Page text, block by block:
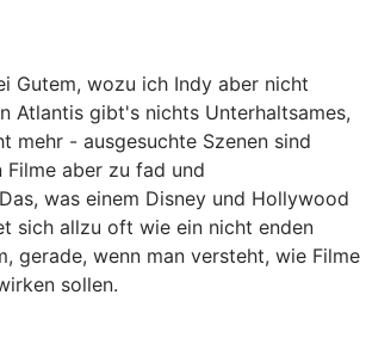
Gutem, wozu ich Indy aber nicht
Atlantis gibt's nichts Unterhaltsames,
mehr - ausgesuchte Szenen sind
Filme aber zu fad und
was einem Disney und Hollywood
sich allzu oft wie ein nicht enden
gerade, wenn man versteht, wie Filme
sollen.